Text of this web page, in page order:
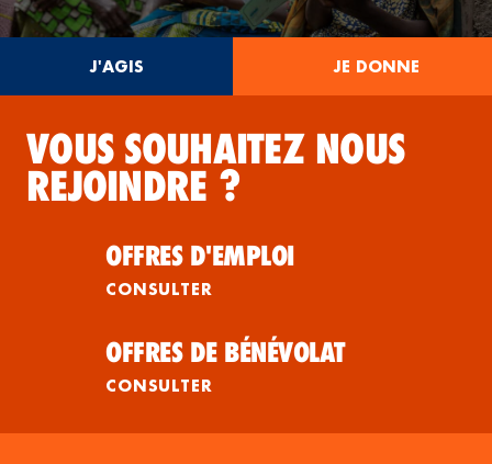
J'AGIS JE DONNE
VOUS SOUHAITEZ NOUS
REJOINDRE ?
OFFRES D'EMPLOI
CONSULTER
OFFRES DE BÉNÉVOLAT
CONSULTER